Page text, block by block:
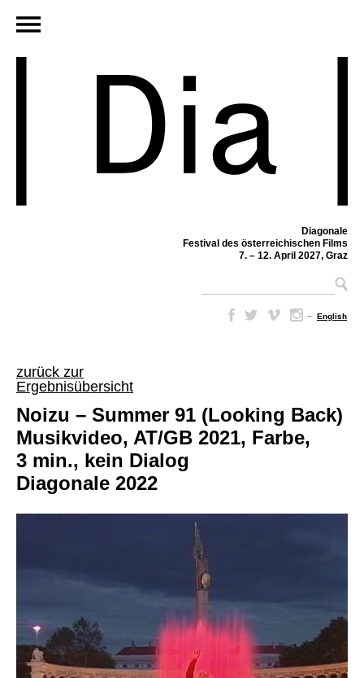
Diagonale
Festival des österreichischen Films
7. – 12. April 2027, Graz
– English
zurück zur
Ergebnisübersicht
Noizu – Summer 91 (Looking Back)
Musikvideo, AT/GB 2021, Farbe,
3 min., kein Dialog
Diagonale 2022